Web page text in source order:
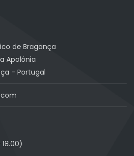
de Bragança
Apolónia
- Portugal